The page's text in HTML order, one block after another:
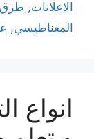
الاعلانات, طرق
المغناطيسي,
انواع